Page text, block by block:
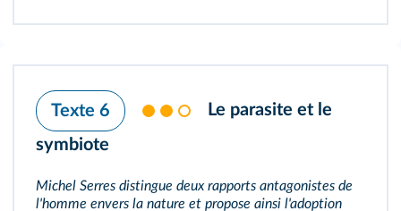
Texte 6
Le parasite et le
symbiote
Michel Serres distingue deux rapports antagonistes de
l'homme envers la nature et propose ainsi l'adoption